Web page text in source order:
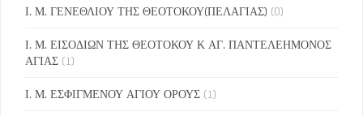
Ι. Μ. ΓΕΝΕΘΛΙΟΥ ΤΗΣ ΘΕΟΤΟΚΟΥ(ΠΕΛΑΓΙΑΣ) (0)
Ι. Μ. ΕΙΣΟΔΙΩΝ ΤΗΣ ΘΕΟΤΟΚΟΥ Κ ΑΓ. ΠΑΝΤΕΛΕΗΜΟΝΟΣ
ΑΓΙΑΣ (1)
Ι. Μ. ΕΣΦΙΓΜΕΝΟΥ ΑΓΙΟΥ ΟΡΟΥΣ (1)